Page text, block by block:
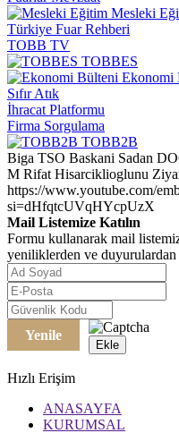
Mesleki
Türkiye Fuar Rehberi
TOBB TV
TOBBES
Ekonomi
Sıfır Atık
İhracat Platformu
Firma Sorgulama
TOBB2B
Biga TSO Baskani Sadan
M Rifat Hisarciklioglunu
https://www.youtube.com/
si=dHfqtcUVqHYcpUzX
Mail Listemize Katılın
Formu kullanarak mail
yeniliklerden ve duyurulardan
Yenile
Ekle
Hızlı Erişim
ANASAYFA
KURUMSAL